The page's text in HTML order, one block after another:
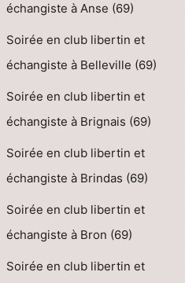
échangiste à Anse (69)
Soirée en club libertin et
échangiste à Belleville (69)
Soirée en club libertin et
échangiste à Brignais (69)
Soirée en club libertin et
échangiste à Brindas (69)
Soirée en club libertin et
échangiste à Bron (69)
Soirée en club libertin et